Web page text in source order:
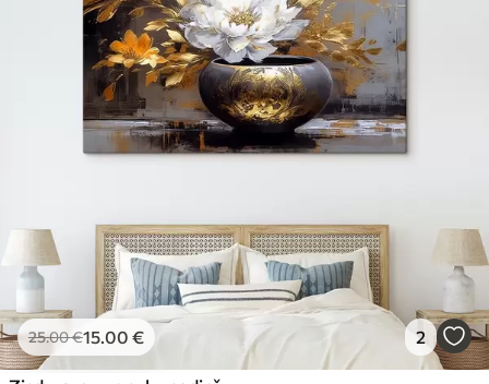
25.00€15.00 € 2